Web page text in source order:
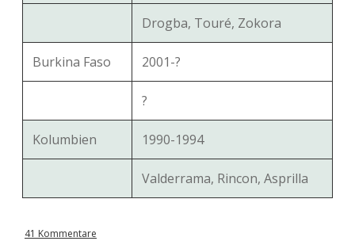
Drogba, Touré, Zokora
Burkina Faso 2001-?
?
Kolumbien 1990-1994
Valderrama, Rincon, Asprilla
41 Kommentare